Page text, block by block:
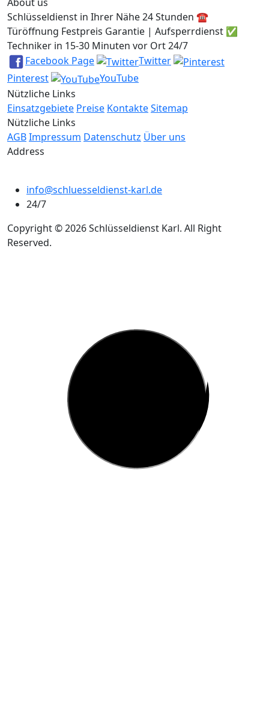
Schlüsseldienst in Ihrer Nähe 24 Stunden ☎️
Türöffnung Festpreis Garantie | Aufsperrdienst ✅
Techniker in 15-30 Minuten vor Ort 24/7
Facebook Page
Twitter
Pinterest
YouTube
Nützliche Links
Einsatzgebiete Preise KontakteSitemap
Nützliche Links
AGBImpressum Datenschutz Über uns
Address
info@schluesseldienst-karl.de
24/7
Copyright © 2026 Schlüsseldienst Karl. All Right
Reserved.